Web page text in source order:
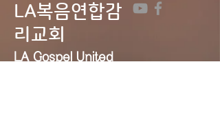
LA복음연합감
리교회
LA Gospel United